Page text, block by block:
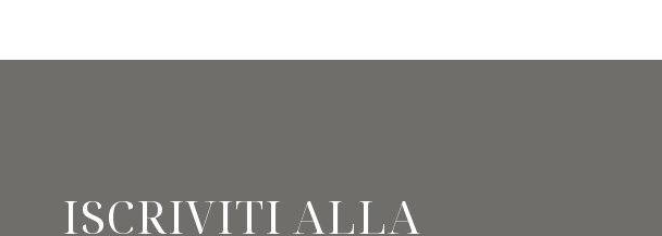
ISCRIVITI ALLA